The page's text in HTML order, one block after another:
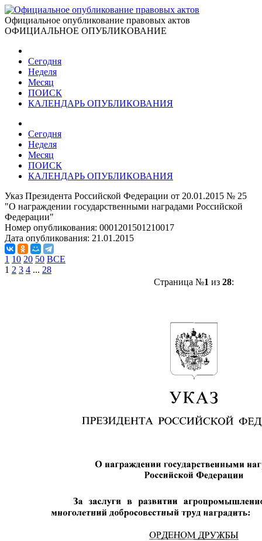
Официальное опубликование правовых актов
ОФИЦИАЛЬНОЕ ОПУБЛИКОВАНИЕ
Сегодня
Неделя
Месяц
ПОИСК
КАЛЕНДАРЬ ОПУБЛИКОВАНИЯ
Сегодня
Неделя
Месяц
ПОИСК
КАЛЕНДАРЬ ОПУБЛИКОВАНИЯ
Указ Президента Российской Федерации от 20.01.2015 № 25
"О награждении государственными наградами Российской
Федерации"
Номер опубликования: 0001201501210017
Дата опубликования: 21.01.2015
1 10 20 50 ВСЕ
1 2 3 4 ... 28
Страница №1 из 28: